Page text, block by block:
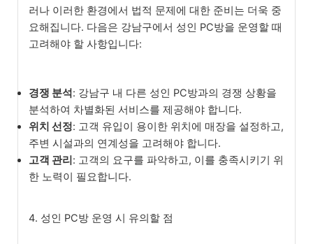
러나 이러한 환경에서 법적 문제에 대한 준비는 더욱 중
요해집니다. 다음은 강남구에서 성인 PC방을 운영할 때
고려해야 할 사항입니다:
경쟁 분석: 강남구 내 다른 성인 PC방과의 경쟁 상황을
분석하여 차별화된 서비스를 제공해야 합니다.
위치 선정: 고객 유입이 용이한 위치에 매장을 설정하고,
주변 시설과의 연계성을 고려해야 합니다.
고객 관리: 고객의 요구를 파악하고, 이를 충족시키기 위
한 노력이 필요합니다.
4. 성인 PC방 운영 시 유의할 점